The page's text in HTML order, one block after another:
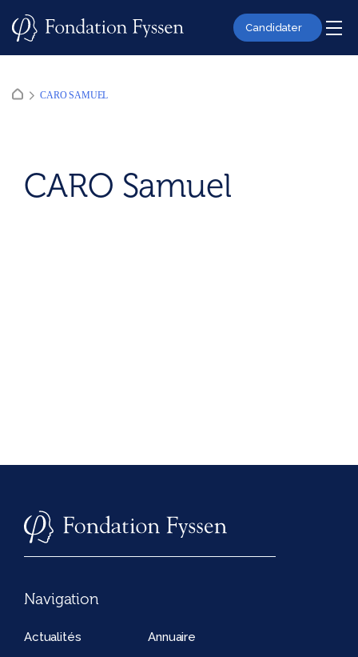
Candidater
CARO SAMUEL
CARO Samuel
Navigation
Actualités
Annuaire